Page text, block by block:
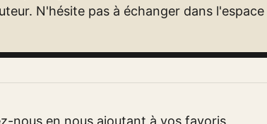
N'hésite pas à échanger dans l'espace
nous en nous ajoutant à vos favoris